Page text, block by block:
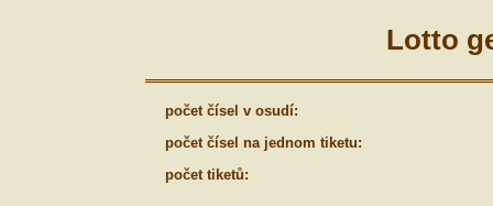
Lotto
počet čísel v osudí:
počet čísel na jednom tiketu:
počet tiketů: